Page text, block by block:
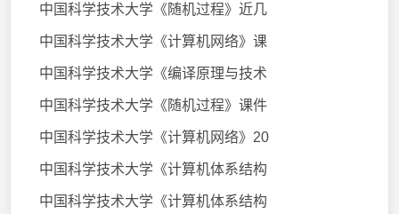
中国科学技术大学《随机过程》近几
中国科学技术大学《计算机网络》课
中国科学技术大学《编译原理与技术
中国科学技术大学《随机过程》课件
中国科学技术大学《计算机网络》20
中国科学技术大学《计算机体系结构
中国科学技术大学《计算机体系结构